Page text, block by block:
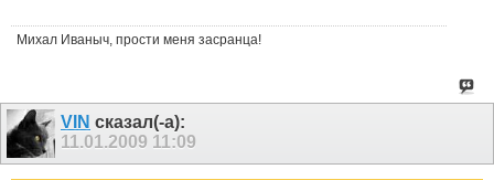
Михал Иваныч, прости меня засранца!
VIN сказал(-а):
11.01.2009 11:09